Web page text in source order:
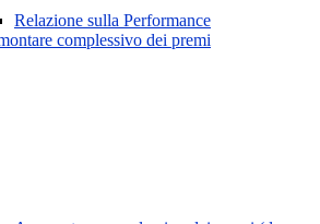
Relazione sulla Performance
complessivo dei premi